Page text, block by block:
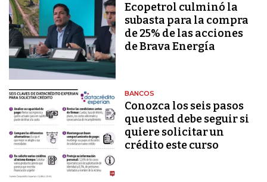
Ecopetrol culminó la
subasta para la compra
de 25% de las acciones
de Brava Energía
BANCOS
Conozca los seis pasos
que usted debe seguir si
quiere solicitar un
crédito este curso